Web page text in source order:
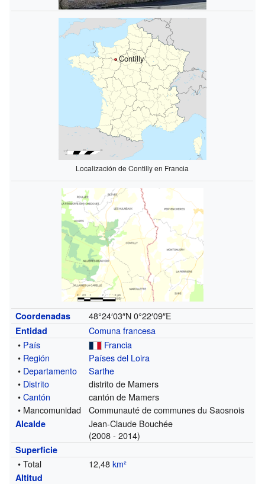
Contilly
Localización de Contilly en Francia
Coordenadas 48°24′03″N 0°22′09″E
Entidad
Comuna francesa
• País
Francia
• Región
Países del Loira
• Departamento
Sarthe
• Distrito
distrito de Mamers
•Cantón
cantón de Mamers
• Mancomunidad
Communauté de communes du Saosnois
Alcalde
Jean-Claude Bouchée
(2008 - 2014)
Superficie
• Total 12,48km²
Altitud